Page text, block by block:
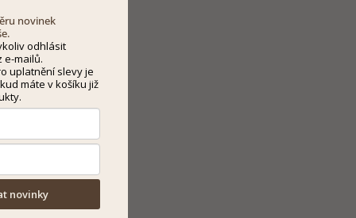
novinek
odhlásit
e-mailů.
uplatnění slevy je
máte v košíku již
novinky